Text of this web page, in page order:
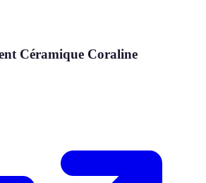
Céramique Coraline